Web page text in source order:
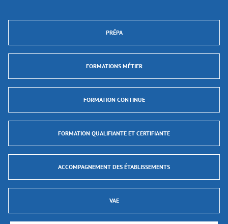
PRÉPA
FORMATIONS MÉTIER
FORMATION CONTINUE
FORMATION QUALIFIANTE ET CERTIFIANTE
ACCOMPAGNEMENT DES ÉTABLISSEMENTS
VAE